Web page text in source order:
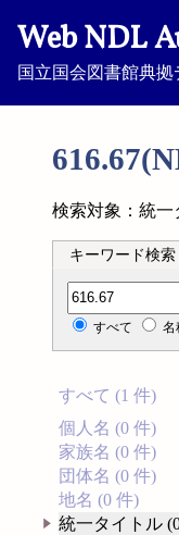
Web NDL
国立国会図書館典
検索対象：統一
キーワード検索
分類記号検索
すべて 名
すべて (1 件)
個人名 (0 件)
家族名 (0 件)
団体名 (0 件)
地名 (0 件)
統一タイトル